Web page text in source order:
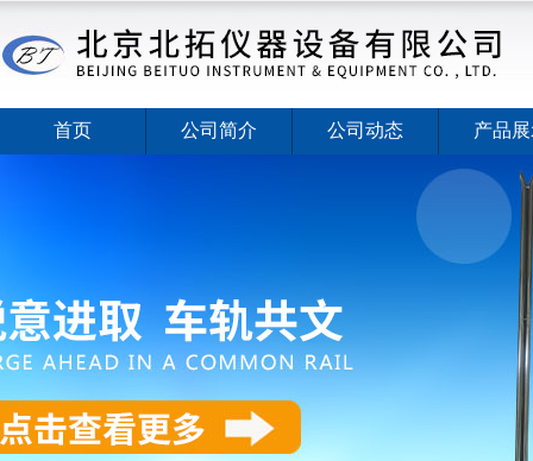
首页 公司简介 公司动态 产品